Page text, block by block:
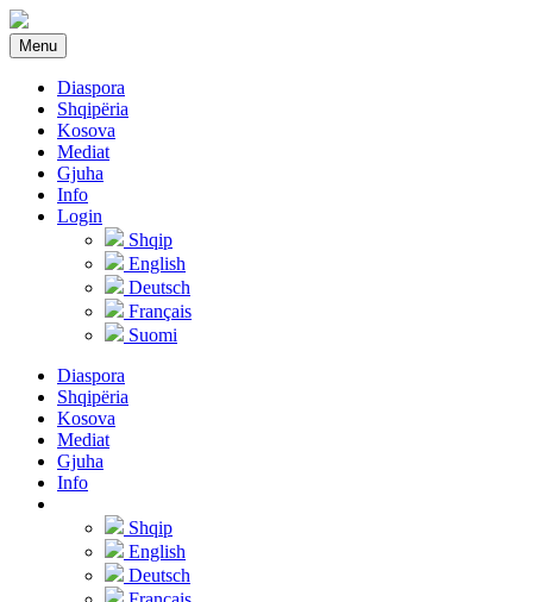
Menu
Diaspora
Shqipëria
Kosova
Mediat
Gjuha
Info
Login
Shqip
English
Deutsch
Français
Suomi
Diaspora
Shqipëria
Kosova
Mediat
Gjuha
Info
Shqip
English
Deutsch